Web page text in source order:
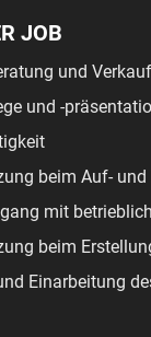
JOB
und Verkauf
und -
beim Auf-
mit
beim
Einarbeitung